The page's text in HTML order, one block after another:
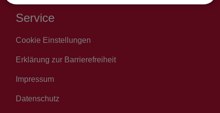
Service
Cookie Einstellungen
Erklärung zur Barrierefreiheit
Impressum
Datenschutz